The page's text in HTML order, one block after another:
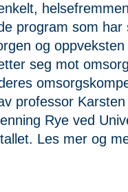
program som har
og
seg mot
professor
Rye ved
Les mer og